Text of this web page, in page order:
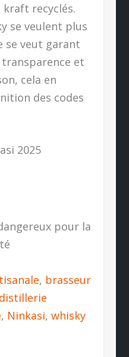
recyclés.
se veulent plus
se veut garant
transparence et
cela en
des codes
pour la
, brasseur
distillerie
, Ninkasi, whisky